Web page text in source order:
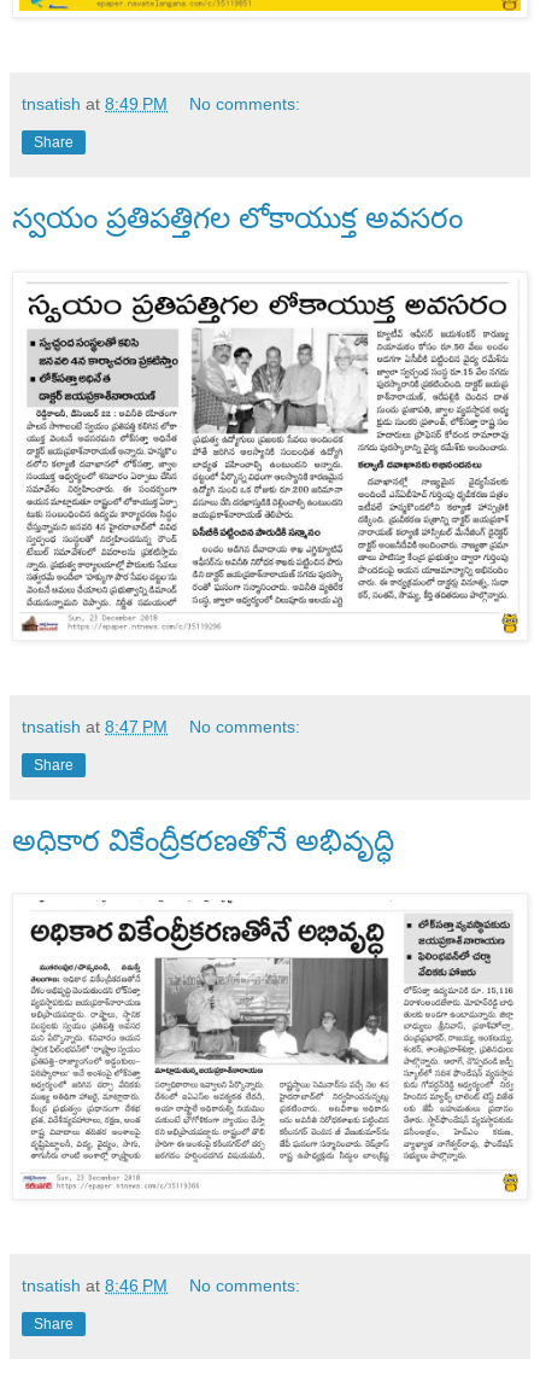
tnsatish at 8:49 PM No comments:
Share
స్వయం ప్రతిపత్తిగల లోకాయుక్త అవసరం
tnsatish at 8:47 PM No comments:
Share
అధికార వికేంద్రీకరణతోనే అభివృద్ధి
tnsatish at 8:46 PM No comments:
Share